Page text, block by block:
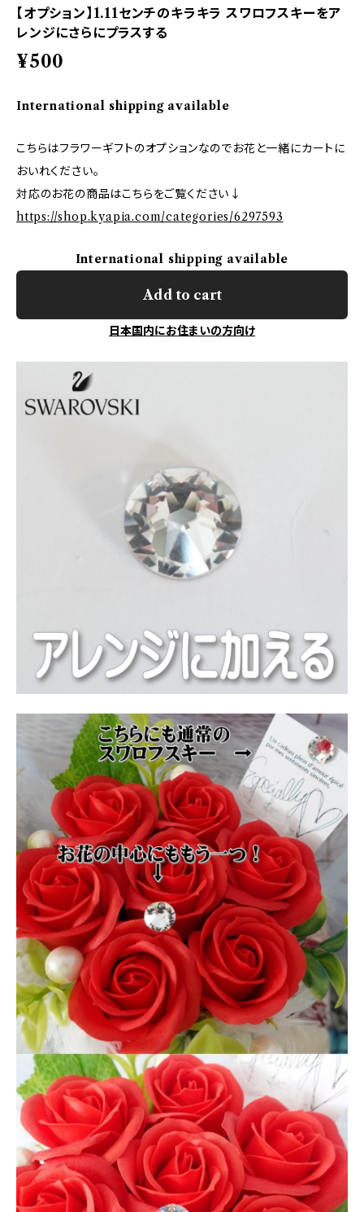
【オプション】1.11センチのキラキラ スワロフスキーをア
レンジにさらにプラスする
¥500
International shipping available
こちらはフラワーギフトのオプションなのでお花と一緒にカートに
おいれください。
対応のお花の商品はこちらをご覧ください↓
https://shop.kyapia.com/categories/6297593
International shipping available
Add to cart
日本国内にお住まいの方向け